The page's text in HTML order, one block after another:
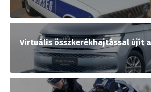
Virtuális összkerékhajtással újít